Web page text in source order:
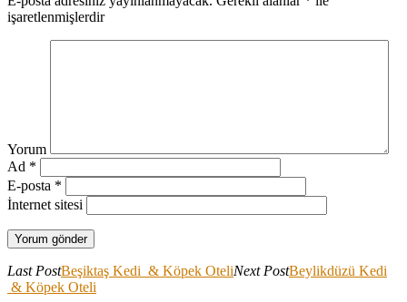
işaretlenmişlerdir
Yorum
Ad *
E-posta *
İnternet sitesi
Last PostBeşiktaş Kedi & Köpek OteliNext PostBeylikdüzü Kedi
& Köpek Oteli